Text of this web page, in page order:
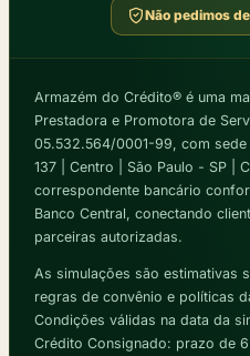
Não pedimos
Armazém do Crédito® é uma
Prestadora e Promotora de
05.532.564/0001-99, com sede
137 | Centro | São Paulo - SP |
correspondente bancário
Banco Central, conectando
parceiras autorizadas.
As simulações são estimativas
regras de convênio e políticas
Condições válidas na data da
Crédito Consignado: prazo de